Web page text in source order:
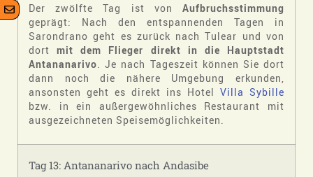
Der zwölfte Tag ist von Aufbruchsstimmung
geprägt: Nach den entspannenden Tagen in
Sarondrano geht es zurück nach Tulear und von
dortmit dem Flieger direkt in die Hauptstadt
Antananarivo. Je nach Tageszeit können Sie dort
dann noch die nähere Umgebung erkunden,
ansonsten geht es direkt ins Hotel Villa Sybille
bzw. in ein außergewöhnliches Restaurant mit
ausgezeichneten Speisemöglichkeiten.
Tag 13: Antananarivo nach Andasibe